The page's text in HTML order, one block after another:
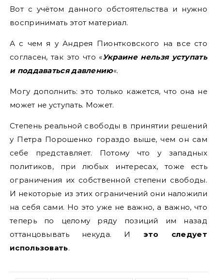
Вот с учётом данного обстоятельства и нужно
воспринимать этот материал.
А с чем я у Андрея Пионтковского на все сто
согласен, так это что «Украине нельзя уступать
и поддаваться давлению«.
Могу дополнить: это только кажется, что она не
может не уступать. Может.
Степень реальной свободы в принятии решений
у Петра Порошенко гораздо выше, чем он сам
себе представляет. Потому что у западных
политиков, при любых интересах, тоже есть
ограничения их собственной степени свободы.
И некоторые из этих ограничений они наложили
на себя сами. Но это уже не важно, а важно, что
теперь по целому ряду позиций им назад
оттанцовывать некуда. И это следует
использовать.